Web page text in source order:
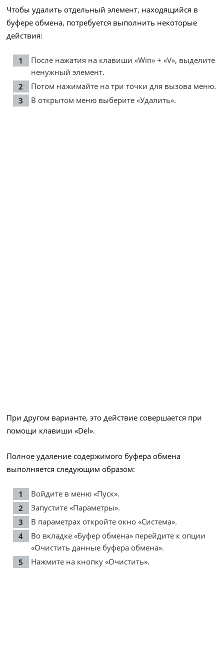
Чтобы удалить отдельный элемент, находящийся в
буфере обмена, потребуется выполнить некоторые
действия:
После нажатия на клавиши «Win» + «V», выделите
ненужный элемент.
Потом нажимайте на три точки для вызова меню.
В открытом меню выберите «Удалить».
При другом варианте, это действие совершается при
помощи клавиши «Del».
Полное удаление содержимого буфера обмена
выполняется следующим образом:
Войдите в меню «Пуск».
Запустите «Параметры».
В параметрах откройте окно «Система».
Во вкладке «Буфер обмена» перейдите к опции
«Очистить данные буфера обмена».
Нажмите на кнопку «Очистить».